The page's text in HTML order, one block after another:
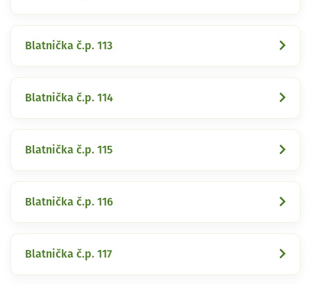
Blatnička č.p. 113
Blatnička č.p. 114
Blatnička č.p. 115
Blatnička č.p. 116
Blatnička č.p. 117